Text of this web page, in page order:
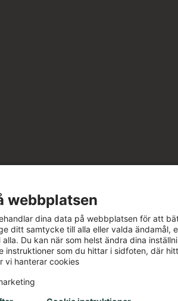
webbplatsen
dina data på webbplatsen för att
ditt samtycke till alla eller valda ändamål,
Du kan när som helst ändra dina
instruktioner som du hittar i sidfoten, där
vi hanterar cookies